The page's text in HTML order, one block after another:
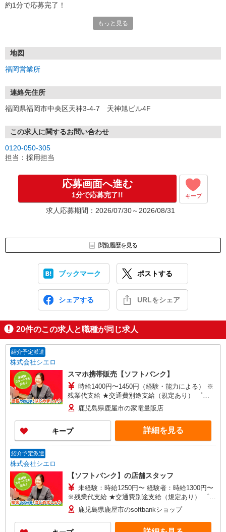
約1分で応募完了！
①応募から3営業日を目安に、メールorお電話でご連絡します。
★スマホでWEB面接（LINEなど）・出張面接・事務所面接と選べま
す
③面接実施（履歴書不要）
※ご希望があれば、職場見学の調整もOKです！
お気軽にご応募ください♪
もっと見る
地図
福岡営業所
連絡先住所
福岡県福岡市中央区天神3-4-7 天神旭ビル4F
この求人に関するお問い合わせ
0120-050-305
担当：採用担当
応募画面へ進む
1分で応募完了!! キープ
求人応募期間：2026/07/30～2026/08/31
閲覧履歴を見る
ブックマーク ポストする
シェアする URLをシェア
20件のこの求人と職種が同じ求人
紹介予定派遣
株式会社シエロ
スマホ携帯販売【ソフトバンク】
時給1400円〜1450円（経験・能力による） ※
残業代支給 ★交通費別途支給（規定あり） ゜
+゜・。○。・゜+゜・。○。・゜+゜ 入社祝い金10
万円支給(規定有) お友達を紹介頂くと, インセンテ
ィブ支給(規定有) ★月2回払い・週払い可能（規程
有）★ ゜・。○。・゜+゜・。○。・゜+゜
鹿児島県鹿屋市の家電量販店
キープ 詳細を見る
紹介予定派遣
株式会社シエロ
【ソフトバンク】の店舗スタッフ
未経験：時給1250円〜 経験者：時給1300円〜
※残業代支給 ★交通費別途支給（規定あり） ゜
+゜・。○。・゜+゜・。○。・゜+゜ 入社祝い金10
万円支給(規定有) お友達を紹介頂くと, インセンテ
ィブ支給(規定有) ★月2回払い・週払い可能（規程
鹿児島県鹿屋市のsoftbankショップ